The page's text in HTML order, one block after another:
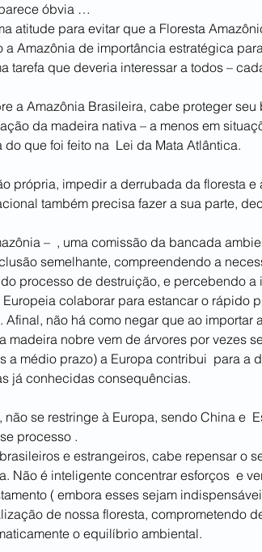
óbvia …
atitude para evitar que a Floresta
a Amazônia de importância estratégica
tarefa que deveria interessar a todos –
a Amazônia Brasileira, cabe proteger
da madeira nativa – a menos em
que foi feito na  Lei da Mata Atlântica.
própria, impedir a derrubada da floresta
também precisa fazer a sua parte,
–  , uma comissão da bancada
semelhante, compreendendo a
processo de destruição, e percebendo a
colaborar para estancar o rápido
não há como negar que ao importar
madeira nobre vem de árvores por vezes
a médio prazo) a Europa contribui  para a
já conhecidas consequências.
se restringe à Europa, sendo China e
processo .
e estrangeiros, cabe repensar o
Não é inteligente concentrar esforços  e
( embora esses sejam
de nossa floresta, comprometendo
o equilíbrio ambiental.